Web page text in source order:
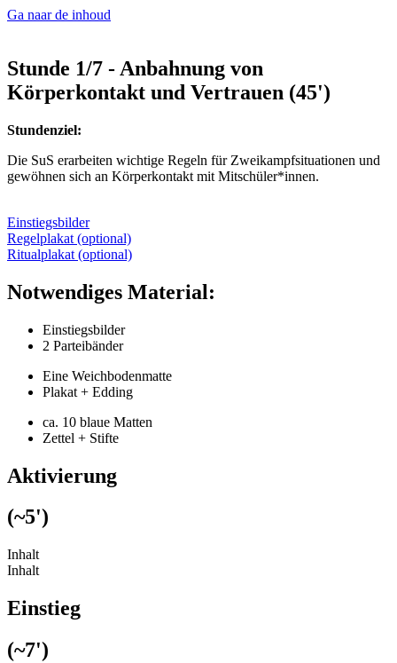
Ga naar de inhoud
Stunde 1/7 - Anbahnung von
Körperkontakt und Vertrauen (45')
Stundenziel:
Die SuS erarbeiten wichtige Regeln für Zweikampfsituationen und
gewöhnen sich an Körperkontakt mit Mitschüler*innen.
Einstiegsbilder
Regelplakat (optional)
Ritualplakat (optional)
Notwendiges Material:
Einstiegsbilder
2 Parteibänder
Eine Weichbodenmatte
Plakat + Edding
ca. 10 blaue Matten
Zettel + Stifte
Aktivierung
(~5')
Inhalt
Inhalt
Einstieg
(~7')